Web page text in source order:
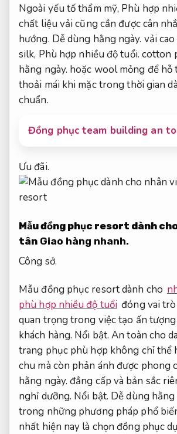
Ngoài yếu tố thẩm mỹ, Phù hợp
chất liệu vải cũng cần được cân
hướng. Dễ dùng hằng ngày. vải
silk, Phù hợp nhiều độ tuổi. cotton
hằng ngày. hoặc wool mỏng để hỗ
thoải mái khi mặc trong thời gian
chuẩn.
Đồng phục team building an
Ưu đãi.
Mẫu đồng phục resort dành
tân Giao hàng nhanh.
Công sở.
Mẫu đồng phục resort dành cho
phù hợp nhiều độ tuổi đóng vai
quan trọng trong việc tạo ấn
khách hàng. Nổi bật. An toàn cho
trang phục phù hợp không chỉ thể
chu mà còn phản ánh được phong
hằng ngày. đẳng cấp và bản sắc
nghỉ dưỡng. Nổi bật. Dễ dùng hằng
trong những phương pháp phổ
nhất hiện nay là chọn đồng phục